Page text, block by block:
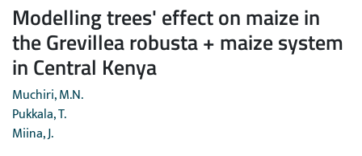
Modelling trees' effect on maize in
the Grevillea robusta + maize system
in Central Kenya
Muchiri, M.N.
Pukkala, T.
Miina, J.